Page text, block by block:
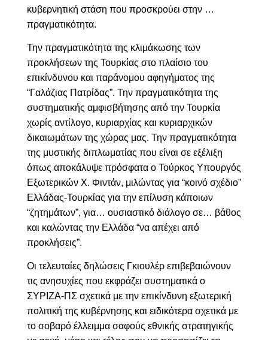
κυβερνητική στάση που προσκρούει στην …
πραγματικότητα.
Την πραγματικότητα της κλιμάκωσης των
προκλήσεων της Τουρκίας στο πλαίσιο του
επικίνδυνου και παράνομου αφηγήματος της
“Γαλάζιας Πατρίδας”. Την πραγματικότητα της
συστηματικής αμφισβήτησης από την Τουρκία
χωρίς αντίλογο, κυριαρχίας και κυριαρχικών
δικαιωμάτων της χώρας μας. Την πραγματικότητα
της μυστικής διπλωματίας που είναι σε εξέλιξη
όπως αποκάλυψε πρόσφατα ο Τούρκος Υπουργός
Εξωτερικών Χ. Φιντάν, μιλώντας για “κοινό σχέδιο”
Ελλάδας-Τουρκίας για την επίλυση κάποιων
“ζητημάτων”, για… ουσιαστικό διάλογο σε… βάθος
και καλώντας την Ελλάδα “να απέχει από
προκλήσεις”.
Οι τελευταίες δηλώσεις Γκιουλέρ επιβεβαιώνουν
τις ανησυχίες που εκφράζει συστηματικά ο
ΣΥΡΙΖΑ-ΠΣ σχετικά με την επικίνδυνη εξωτερική
πολιτική της κυβέρνησης και ειδικότερα σχετικά με
το σοβαρό έλλειμμα σαφούς εθνικής στρατηγικής